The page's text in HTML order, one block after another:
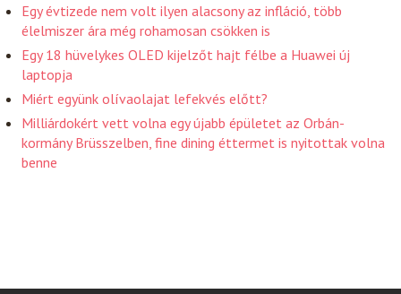
Egy évtizede nem volt ilyen alacsony az infláció, több
élelmiszer ára még rohamosan csökken is
Egy 18 hüvelykes OLED kijelzőt hajt félbe a Huawei új
laptopja
Miért együnk olívaolajat lefekvés előtt?
Milliárdokért vett volna egy újabb épületet az Orbán-
kormány Brüsszelben, fine dining éttermet is nyitottak volna
benne